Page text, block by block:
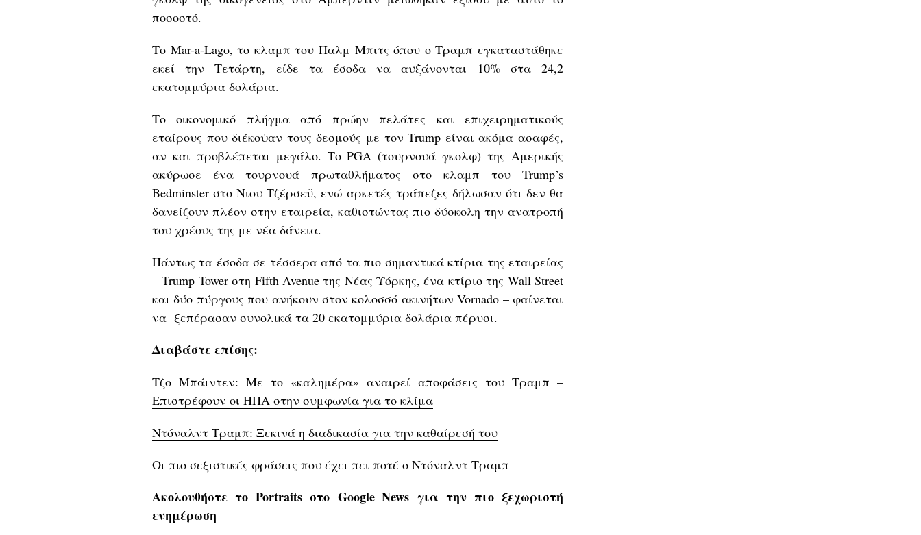
ποσοστό.
Το Mar-a-Lago, το κλαμπ του Παλμ Μπιτς όπου ο Τραμπ εγκαταστάθηκε
εκεί την Τετάρτη, είδε τα έσοδα να αυξάνονται 10% στα 24,2
εκατομμύρια δολάρια.
Το οικονομικό πλήγμα από πρώην πελάτες και επιχειρηματικούς
εταίρους που διέκοψαν τους δεσμούς με τον Trump είναι ακόμα ασαφές,
αν και προβλέπεται μεγάλο. Το PGA (τουρνουά γκολφ) της Αμερικής
ακύρωσε ένα τουρνουά πρωταθλήματος στο κλαμπ του Trump’s
Bedminster στο Νιου Τζέρσεϋ, ενώ αρκετές τράπεζες δήλωσαν ότι δεν θα
δανείζουν πλέον στην εταιρεία, καθιστώντας πιο δύσκολη την ανατροπή
του χρέους της με νέα δάνεια.
Πάντως τα έσοδα σε τέσσερα από τα πιο σημαντικά κτίρια της εταιρείας
– Trump Tower στη Fifth Avenue της Νέας Υόρκης, ένα κτίριο της Wall Street
και δύο πύργους που ανήκουν στον κολοσσό ακινήτων Vornado – φαίνεται
να ξεπέρασαν συνολικά τα 20 εκατομμύρια δολάρια πέρυσι.
Διαβάστε επίσης:
Τζο Μπάιντεν: Με το «καλημέρα» αναιρεί αποφάσεις του Τραμπ –
Επιστρέφουν οι ΗΠΑ στην συμφωνία για το κλίμα
Ντόναλντ Τραμπ: Ξεκινά η διαδικασία για την καθαίρεσή του
Οι πιο σεξιστικές φράσεις που έχει πει ποτέ ο Ντόναλντ Τραμπ
Ακολουθήστε το Portraits στο Google News για την πιο ξεχωριστή
ενημέρωση